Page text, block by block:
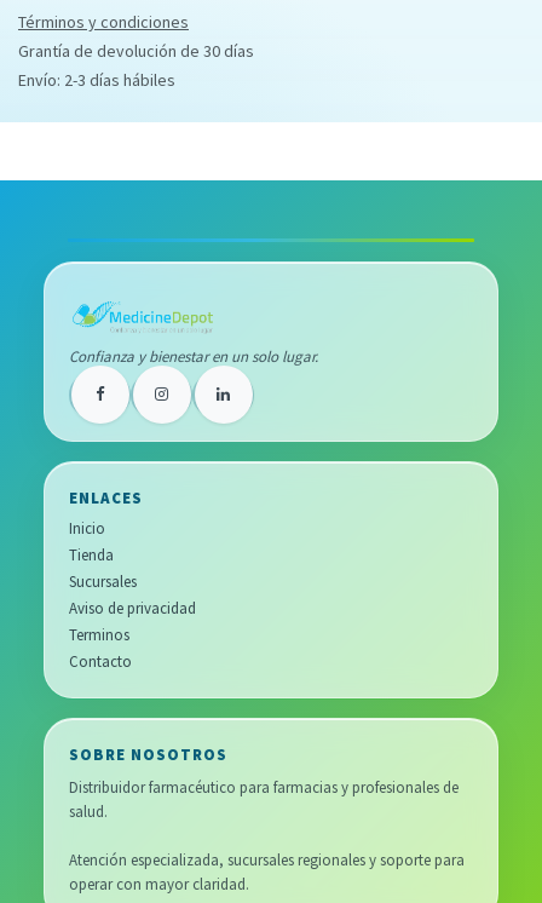
Términos y condiciones
Grantía de devolución de 30 días
Envío: 2-3 días hábiles
Confianza y bienestar en un solo lugar.
ENLACES
Inicio
Tienda
Sucursales
Aviso de privacidad
Terminos
Contacto
SOBRE NOSOTROS
Distribuidor farmacéutico para farmacias y profesionales de
salud.
Atención especializada, sucursales regionales y soporte para
operar con mayor claridad.